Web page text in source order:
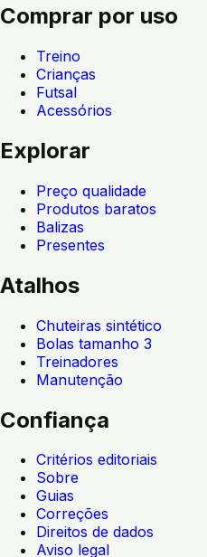
Comprar por uso
Treino
Crianças
Futsal
Acessórios
Explorar
Preço qualidade
Produtos baratos
Balizas
Presentes
Atalhos
Chuteiras sintético
Bolas tamanho 3
Treinadores
Manutenção
Confiança
Critérios editoriais
Sobre
Guias
Correções
Direitos de dados
Aviso legal